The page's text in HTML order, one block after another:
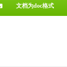
文档为doc格式